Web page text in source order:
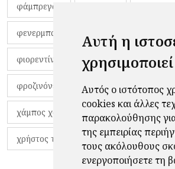
Αυτή η
Αυτός ο ιστότοπος
cookies και άλλες
παρακολούθησης
της εμπειρίας
τους ακόλουθους
ενεργοποιήσετε τη
φάμπρεγας
φενερμπαχτσέ φερνάντο τόρες
φιορεντίνα φιρμίνο φρανκ
φροζινόνε φωκικός χαβίτο
χάμπος χαραλάμπους χάρι πότερ
χρήστος τζόλης